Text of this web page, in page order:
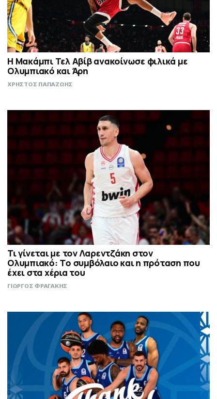
Η Μακάμπι Τελ Αβίβ ανακοίνωσε φιλικά με
Ολυμπιακό και Άρη
ΧΡΗΣΤΟΣ ΠΑΠΑΖΩΗΣ
Τι γίνεται με τον Λαρεντζάκη στον
Ολυμπιακό: Το συμβόλαιο και η πρόταση που
έχει στα χέρια του
ΓΙΩΡΓΟΣ ΦΡΑΓΑΚΗΣ